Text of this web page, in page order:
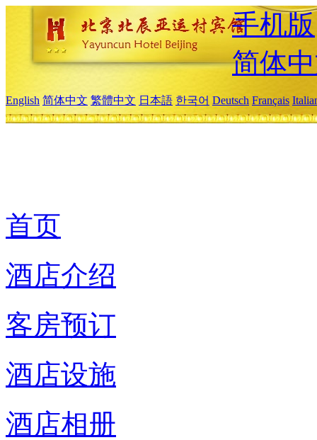
手机版
简体
English 简体中文 繁體中文 日本語 한국어 Deutsch Français
首页
酒店介绍
客房预订
酒店设施
酒店相册